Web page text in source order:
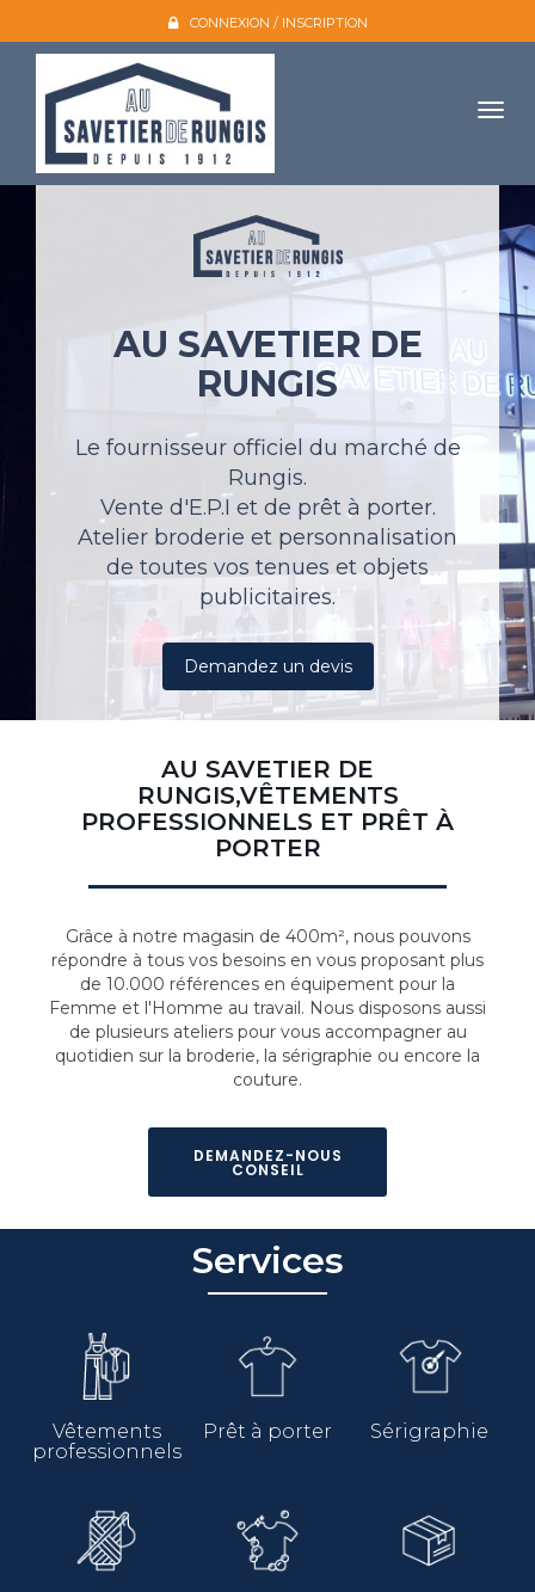
CONNEXION / INSCRIPTION
L'entreprise
Nos produits
Galerie photo
Atelier broderie
Catalogues
Mon compte
Devis et contact
AU SAVETIER DE
RUNGIS
Le fournisseur officiel du marché de
Rungis.
Vente d'E.P.I et de prêt à porter.
Atelier broderie et personnalisation
de toutes vos tenues et objets
publicitaires.
Demandez un devis
AU SAVETIER DE
RUNGIS,VÊTEMENTS
PROFESSIONNELS ET PRÊT À
PORTER
Grâce à notre magasin de 400m², nous pouvons
répondre à tous vos besoins en vous proposant plus
de 10.000 références en équipement pour la
Femme et l'Homme au travail. Nous disposons aussi
de plusieurs ateliers pour vous accompagner au
quotidien sur la broderie, la sérigraphie ou encore la
couture.
DEMANDEZ-NOUS
CONSEIL
Services
Vêtements
professionnels
Prêt à porter Sérigraphie